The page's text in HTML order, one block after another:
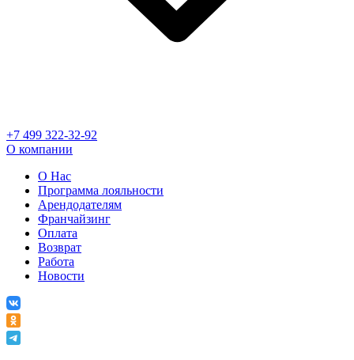
+7 499 322-32-92
О компании
О Нас
Программа лояльности
Арендодателям
Франчайзинг
Оплата
Возврат
Работа
Новости